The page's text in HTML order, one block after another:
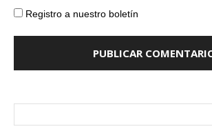
Registro a nuestro boletín